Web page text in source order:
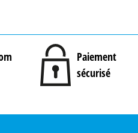
Paiement
sécurisé